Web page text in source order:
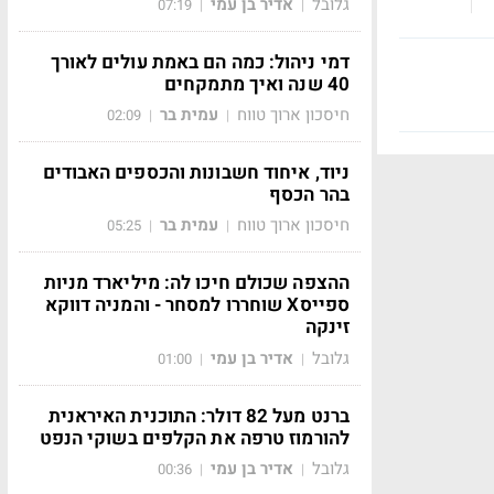
07:19
דמי ניהול: כמה הם באמת עולים לאורך
40 שנה ואיך מתמקחים
חיסכון ארוך טווח | עמית בר |
02:09
ניוד, איחוד חשבונות והכספים האבודים
בהר הכסף
חיסכון ארוך טווח | עמית בר |
05:25
ההצפה שכולם חיכו לה: מיליארד מניות
ספייסX שוחררו למסחר - והמניה דווקא
זינקה
גלובל | אדיר בן עמי |
01:00
ברנט מעל 82 דולר: התוכנית האיראנית
להורמוז טרפה את הקלפים בשוקי הנפט
גלובל | אדיר בן עמי |
00:36